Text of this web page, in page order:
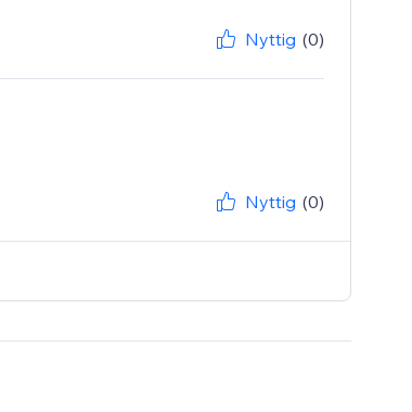
Nyttig (0)
Nyttig (0)